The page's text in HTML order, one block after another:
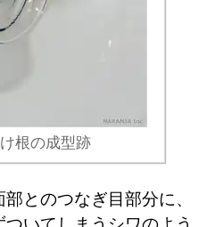
根の成型跡
とのつなぎ目部分に、